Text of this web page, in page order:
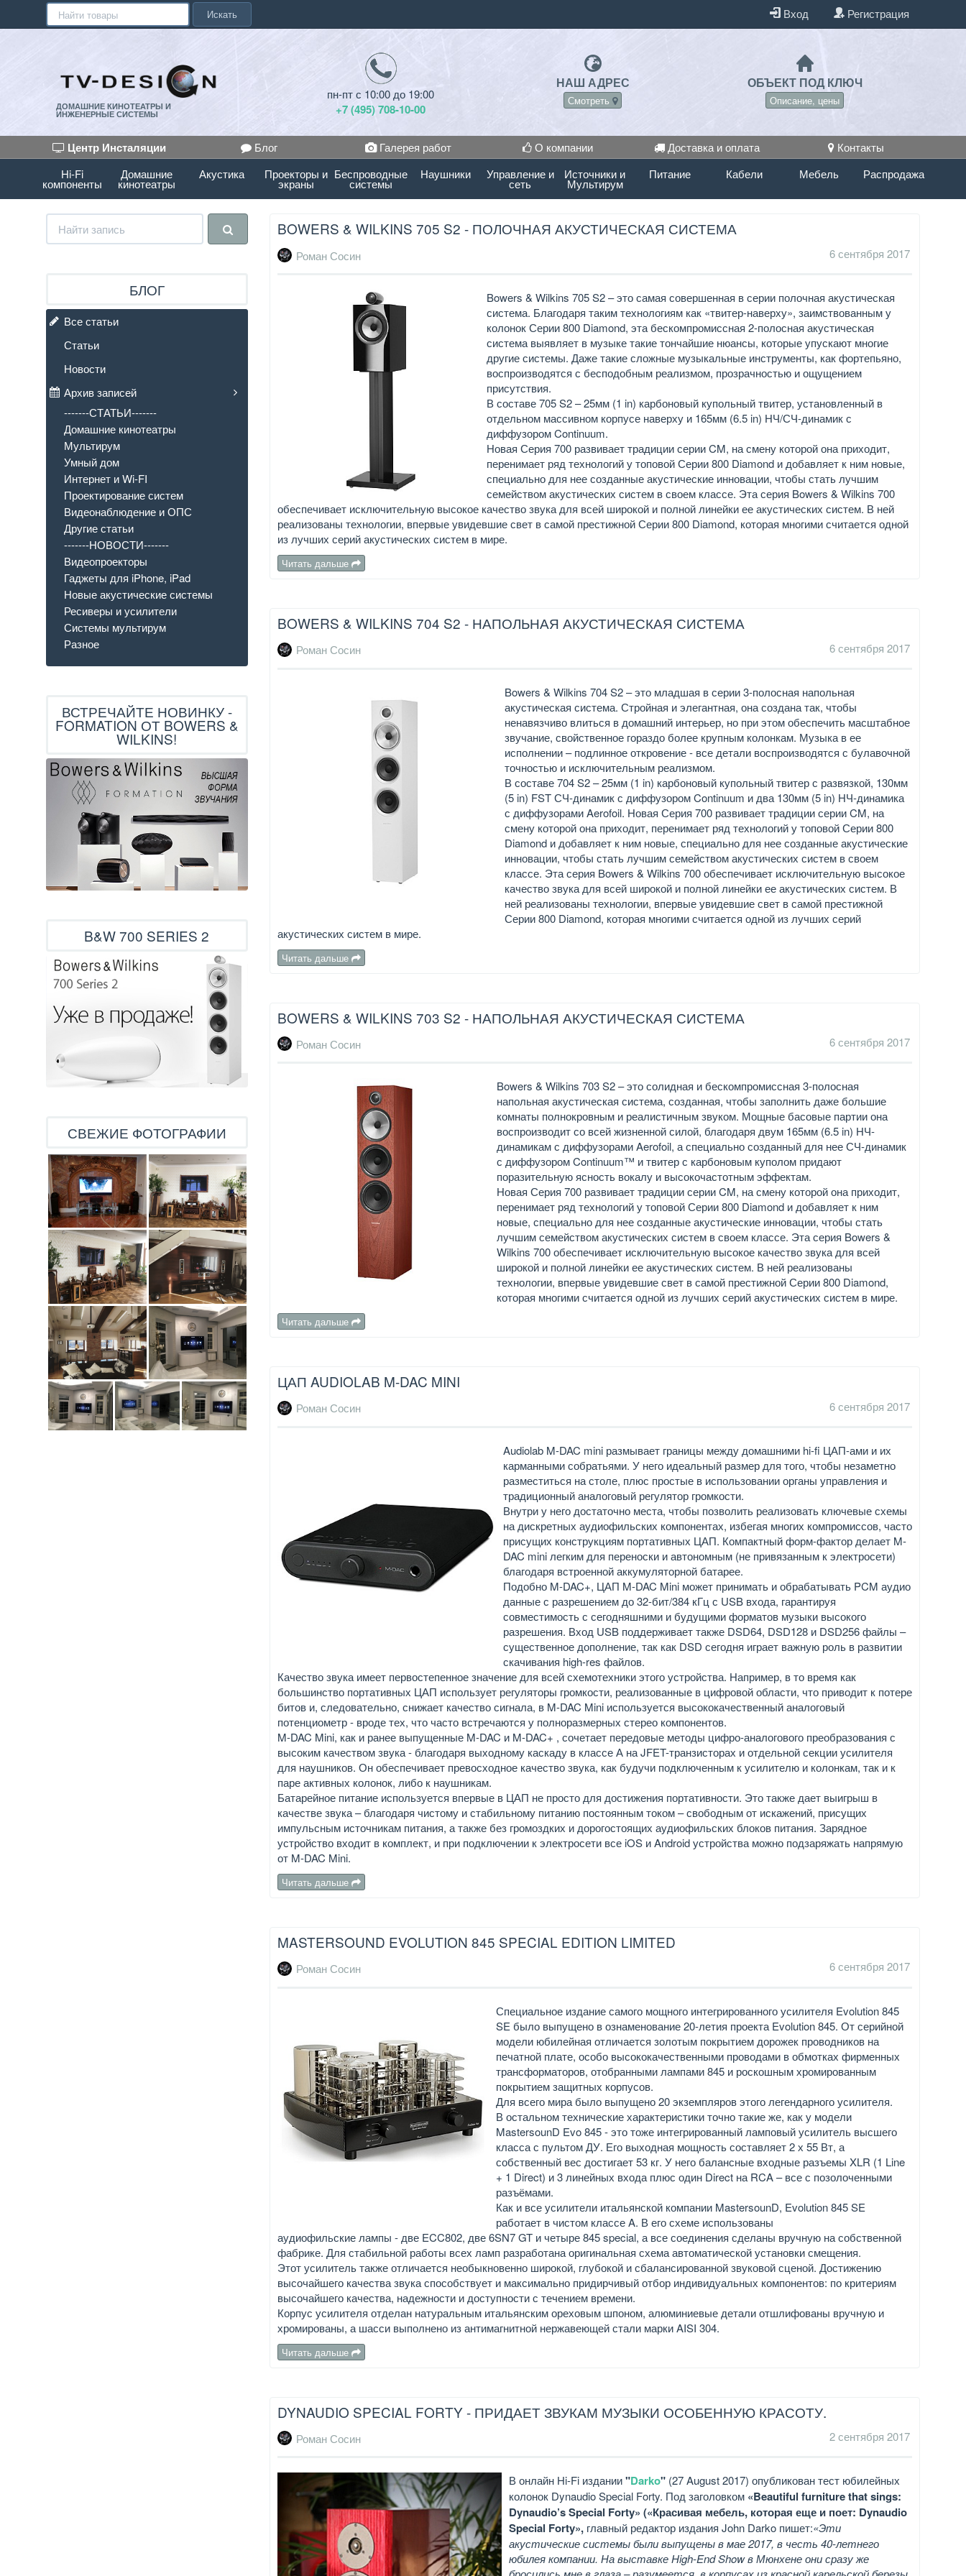
Искать Вход Регистрация
ДОМАШНИЕ КИНОТЕАТРЫ И
ИНЖЕНЕРНЫЕ СИСТЕМЫ
пн-пт с 10:00 до 19:00
+7 (495) 708-10-00
НАШ АДРЕС
Смотреть
ОБЪЕКТ ПОД КЛЮЧ
Описание, цены
Центр Инсталяции Блог Галерея работ О компании Доставка и оплата
Контакты
Hi-Fi
компоненты
Домашние
кинотеатры
Акустика Проекторы и
экраны
Беспроводные
системы
Наушники Управление и
сеть
Источники и
Мультирум
Питание Кабели Мебель Распродажа
BOWERS & WILKINS 705 S2 - ПОЛОЧНАЯ АКУСТИЧЕСКАЯ СИСТЕМА
Роман Сосин 6 сентября 2017
Bowers & Wilkins 705 S2 – это самая совершенная в серии полочная акустическая
система. Благодаря таким технологиям как «твитер-наверху», заимствованным у
колонок Серии 800 Diamond, эта бескомпромиссная 2-полосная акустическая
система выявляет в музыке такие тончайшие нюансы, которые упускают многие
другие системы. Даже такие сложные музыкальные инструменты, как фортепьяно,
воспроизводятся с бесподобным реализмом, прозрачностью и ощущением
присутствия.
В составе 705 S2 – 25мм (1 in) карбоновый купольный твитер, установленный в
отдельном массивном корпусе наверху и 165мм (6.5 in) НЧ/СЧ-динамик с
диффузором Continuum.
Новая Серия 700 развивает традиции серии CM, на смену которой она приходит,
перенимает ряд технологий у топовой Серии 800 Diamond и добавляет к ним новые,
специально для нее созданные акустические инновации, чтобы стать лучшим
семейством акустических систем в своем классе. Эта серия Bowers & Wilkins 700
обеспечивает исключительную высокое качество звука для всей широкой и полной линейки ее акустических систем. В ней
реализованы технологии, впервые увидевшие свет в самой престижной Серии 800 Diamond, которая многими считается одной
из лучших серий акустических систем в мире.
Читать дальше
BOWERS & WILKINS 704 S2 - НАПОЛЬНАЯ АКУСТИЧЕСКАЯ СИСТЕМА
Роман Сосин 6 сентября 2017
Bowers & Wilkins 704 S2 – это младшая в серии 3-полосная напольная
акустическая система. Стройная и элегантная, она создана так, чтобы
ненавязчиво влиться в домашний интерьер, но при этом обеспечить масштабное
звучание, свойственное гораздо более крупным колонкам. Музыка в ее
исполнении – подлинное откровение - все детали воспроизводятся с булавочной
точностью и исключительным реализмом.
В составе 704 S2 – 25мм (1 in) карбоновый купольный твитер с развязкой, 130мм
(5 in) FST СЧ-динамик с диффузором Continuum и два 130мм (5 in) НЧ-динамика
с диффузорами Aerofoil. Новая Серия 700 развивает традиции серии CM, на
смену которой она приходит, перенимает ряд технологий у топовой Серии 800
Diamond и добавляет к ним новые, специально для нее созданные акустические
инновации, чтобы стать лучшим семейством акустических систем в своем
классе. Эта серия Bowers & Wilkins 700 обеспечивает исключительную высокое
качество звука для всей широкой и полной линейки ее акустических систем. В
ней реализованы технологии, впервые увидевшие свет в самой престижной
Серии 800 Diamond, которая многими считается одной из лучших серий
акустических систем в мире.
Читать дальше
BOWERS & WILKINS 703 S2 - НАПОЛЬНАЯ АКУСТИЧЕСКАЯ СИСТЕМА
Роман Сосин 6 сентября 2017
Bowers & Wilkins 703 S2 – это солидная и бескомпромиссная 3-полосная
напольная акустическая система, созданная, чтобы заполнить даже большие
комнаты полнокровным и реалистичным звуком. Мощные басовые партии она
воспроизводит со всей жизненной силой, благодаря двум 165мм (6.5 in) НЧ-
динамикам с диффузорами Aerofoil, а специально созданный для нее СЧ-динамик
с диффузором Continuum™ и твитер с карбоновым куполом придают
поразительную ясность вокалу и высокочастотным эффектам.
Новая Серия 700 развивает традиции серии CM, на смену которой она приходит,
перенимает ряд технологий у топовой Серии 800 Diamond и добавляет к ним
новые, специально для нее созданные акустические инновации, чтобы стать
лучшим семейством акустических систем в своем классе. Эта серия Bowers &
Wilkins 700 обеспечивает исключительную высокое качество звука для всей
широкой и полной линейки ее акустических систем. В ней реализованы
технологии, впервые увидевшие свет в самой престижной Серии 800 Diamond,
которая многими считается одной из лучших серий акустических систем в мире.
Читать дальше
ЦАП AUDIOLAB M-DAC MINI
Роман Сосин 6 сентября 2017
Audiolab M-DAC mini размывает границы между домашними hi-fi ЦАП-ами и их
карманными собратьями. У него идеальный размер для того, чтобы незаметно
разместиться на столе, плюс простые в использовании органы управления и
традиционный аналоговый регулятор громкости.
Внутри у него достаточно места, чтобы позволить реализовать ключевые схемы
на дискретных аудиофильских компонентах, избегая многих компромиссов, часто
присущих конструкциям портативных ЦАП. Компактный форм-фактор делает M-
DAC mini легким для переноски и автономным (не привязанным к электросети)
благодаря встроенной аккумуляторной батарее.
Подобно M-DAC+, ЦАП M-DAC Mini может принимать и обрабатывать PCM аудио
данные с разрешением до 32-бит/384 кГц с USB входа, гарантируя
совместимость с сегодняшними и будущими форматов музыки высокого
разрешения. Вход USB поддерживает также DSD64, DSD128 и DSD256 файлы –
существенное дополнение, так как DSD сегодня играет важную роль в развитии
скачивания high-res файлов.
Качество звука имеет первостепенное значение для всей схемотехники этого устройства. Например, в то время как
большинство портативных ЦАП использует регуляторы громкости, реализованные в цифровой области, что приводит к потере
битов и, следовательно, снижает качество сигнала, в M-DAC Mini используется высококачественный аналоговый
потенциометр - вроде тех, что часто встречаются у полноразмерных стерео компонентов.
M-DAC Mini, как и ранее выпущенные M-DAC и M-DAC+ , сочетает передовые методы цифро-аналогового преобразования с
высоким качеством звука - благодаря выходному каскаду в классе А на JFET-транзисторах и отдельной секции усилителя
для наушников. Он обеспечивает превосходное качество звука, как будучи подключенным к усилителю и колонкам, так и к
паре активных колонок, либо к наушникам.
Батарейное питание используется впервые в ЦАП не просто для достижения портативности. Это также дает выигрыш в
качестве звука – благодаря чистому и стабильному питанию постоянным током – свободным от искажений, присущих
импульсным источникам питания, а также без громоздких и дорогостоящих аудиофильских блоков питания. Зарядное
устройство входит в комплект, и при подключении к электросети все iOS и Android устройства можно подзаряжать напрямую
от M-DAC Mini.
Читать дальше
MASTERSOUND EVOLUTION 845 SPECIAL EDITION LIMITED
Роман Сосин 6 сентября 2017
Специальное издание самого мощного интегрированного усилителя Evolution 845
SE было выпущено в ознаменование 20-летия проекта Evolution 845. От серийной
модели юбилейная отличается золотым покрытием дорожек проводников на
печатной плате, особо высококачественными проводами в обмотках фирменных
трансформаторов, отобранными лампами 845 и роскошным хромированным
покрытием защитных корпусов.
Для всего мира было выпущено 20 экземпляров этого легендарного усилителя.
В остальном технические характеристики точно такие же, как у модели
MastersounD Evo 845 - это тоже интегрированный ламповый усилитель высшего
класса с пультом ДУ. Его выходная мощность составляет 2 х 55 Вт, а
собственный вес достигает 53 кг. У него балансные входные разъемы XLR (1 Line
+ 1 Direct) и 3 линейных входа плюс один Direct на RCA – все с позолоченными
разъёмами.
Как и все усилители итальянской компании MastersounD, Evolution 845 SE
работает в чистом классе A. В его схеме использованы
аудиофильские лампы - две ECC802, две 6SN7 GT и четыре 845 special, а все соединения сделаны вручную на собственной
фабрике. Для стабильной работы всех ламп разработана оригинальная схема автоматической установки смещения.
Этот усилитель также отличается необыкновенно широкой, глубокой и сбалансированной звуковой сценой. Достижению
высочайшего качества звука способствует и максимально придирчивый отбор индивидуальных компонентов: по критериям
высочайшего качества, надежности и доступности с течением времени.
Корпус усилителя отделан натуральным итальянским ореховым шпоном, алюминиевые детали отшлифованы вручную и
хромированы, а шасси выполнено из антимагнитной нержавеющей стали марки AISI 304.
Читать дальше
DYNAUDIO SPECIAL FORTY - ПРИДАЕТ ЗВУКАМ МУЗЫКИ ОСОБЕННУЮ КРАСОТУ.
Роман Сосин 2 сентября 2017
В онлайн Hi-Fi издании"Darko" (27 August 2017) опубликован тест юбилейных
колонок Dynaudio Special Forty. Под заголовком «Beautiful furniture that sings:
Dynaudio’s Special Forty» («Красивая мебель, которая еще и поет: Dynaudio
Special Forty», главный редактор издания John Darko пишет:«Эти
акустические системы были выпущены в мае 2017, в честь 40-летнего
юбилея компании. На выставке High-End Show в Мюнхене они сразу же
БЛОГ
Все статьи
Статьи
Новости
Архив записей
-------СТАТЬИ-------
Домашние кинотеатры
Мультирум
Умный дом
Интернет и Wi-FI
Проектирование систем
Видеонаблюдение и ОПС
Другие статьи
-------НОВОСТИ-------
Видеопроекторы
Гаджеты для iPhone, iPad
Новые акустические системы
Ресиверы и усилители
Системы мультирум
Разное
ВСТРЕЧАЙТЕ НОВИНКУ -
FORMATION ОТ BOWERS &
WILKINS!
B&W 700 SERIES 2
СВЕЖИЕ ФОТОГРАФИИ